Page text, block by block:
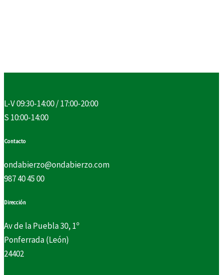
L-V 09:30-14:00 / 17:00-20:00
S 10:00-14:00
Contacto
ondabierzo@ondabierzo.com
987 40 45 00
Dirección
Av de la Puebla 30, 1º
Ponferrada (León)
24402